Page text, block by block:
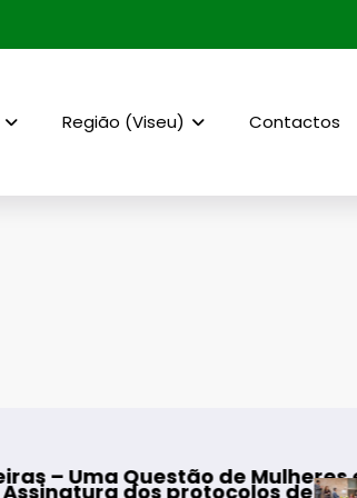
Região (Viseu) Contactos
de Mulheres e de Homens”
de cooperação entre
Mangualde –